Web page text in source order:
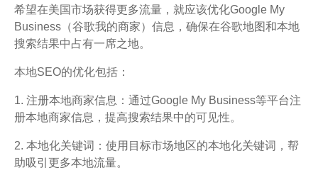
希望在美国市场获得更多流量，就应该优化Google My
Business（谷歌我的商家）信息，确保在谷歌地图和本地
搜索结果中占有一席之地。
本地SEO的优化包括：
1. 注册本地商家信息：通过Google My Business等平台注
册本地商家信息，提高搜索结果中的可见性。
2. 本地化关键词：使用目标市场地区的本地化关键词，帮
助吸引更多本地流量。